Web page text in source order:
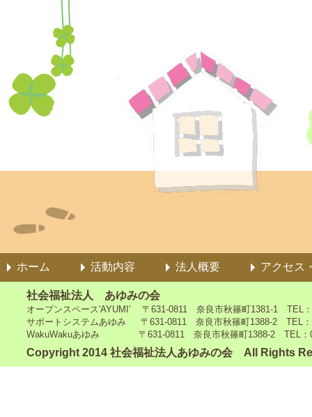
ホーム 活動内容 法人概要 アクセス
社会福祉法人 あゆみの会
オープンスペース'AYUMI' 〒631-0811 奈良市秋篠町1381-1 TEL
サポートシステムあゆみ 〒631-0811 奈良市秋篠町1388-2 TEL：
WakuWakuあゆみ 〒631-0811 奈良市秋篠町1388-2 TEL：
Copyright 2014 社会福祉法人あゆみの会 All Rights